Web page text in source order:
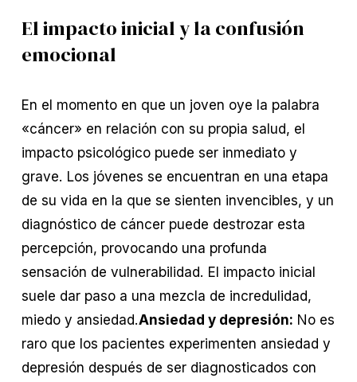
El impacto inicial y la confusión
emocional
En el momento en que un joven oye la palabra
«cáncer» en relación con su propia salud, el
impacto psicológico puede ser inmediato y
grave. Los jóvenes se encuentran en una etapa
de su vida en la que se sienten invencibles, y un
diagnóstico de cáncer puede destrozar esta
percepción, provocando una profunda
sensación de vulnerabilidad. El impacto inicial
suele dar paso a una mezcla de incredulidad,
miedo y ansiedad.Ansiedad y depresión: No es
raro que los pacientes experimenten ansiedad y
depresión después de ser diagnosticados con